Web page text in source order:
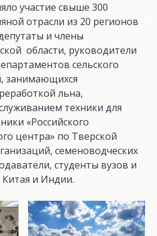
участие свыше 300
отрасли из 20 регионов
и члены
области, руководители
сельского
занимающихся
льна,
техники для
«Российского
центра» по Тверской
семеноводческих
студенты вузов и
Китая и Индии.